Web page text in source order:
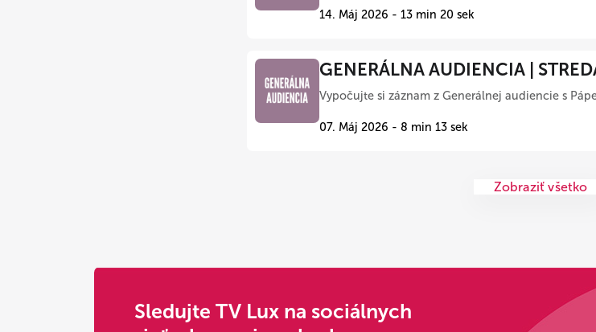
14. Máj 2026 - 13 min 20 sek
GENERÁLNA AUDIENCIA |
Vypočujte si záznam z Generálnej audiencie s
07. Máj 2026 - 8 min 13 sek
Zobraziť všetko
Sledujte TV Lux na sociálnych